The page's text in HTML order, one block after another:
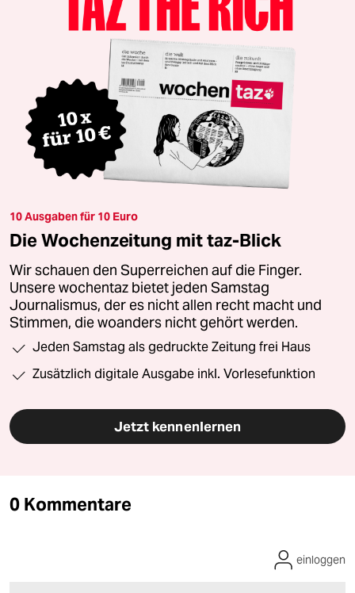
10 Ausgaben für 10 Euro
Die Wochenzeitung mit taz-Blick
Wir schauen den Superreichen auf die Finger.
Unsere wochentaz bietet jeden Samstag
Journalismus, der es nicht allen recht macht und
Stimmen, die woanders nicht gehört werden.
Jeden Samstag als gedruckte Zeitung frei Haus
Zusätzlich digitale Ausgabe inkl. Vorlesefunktion
Jetzt kennenlernen
0 Kommentare
einloggen